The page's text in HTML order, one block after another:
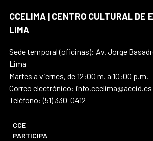
CCELIMA | CENTRO CULTURAL DE
LIMA
Sede temporal (oficinas): Av. Jorge
Lima
Martes a viernes, de 12:00 m. a 10:00 p.m.
Correo electrónico: info.ccelima@aecid.es
Teléfono: (51) 330-0412
CCE
PARTICIPA